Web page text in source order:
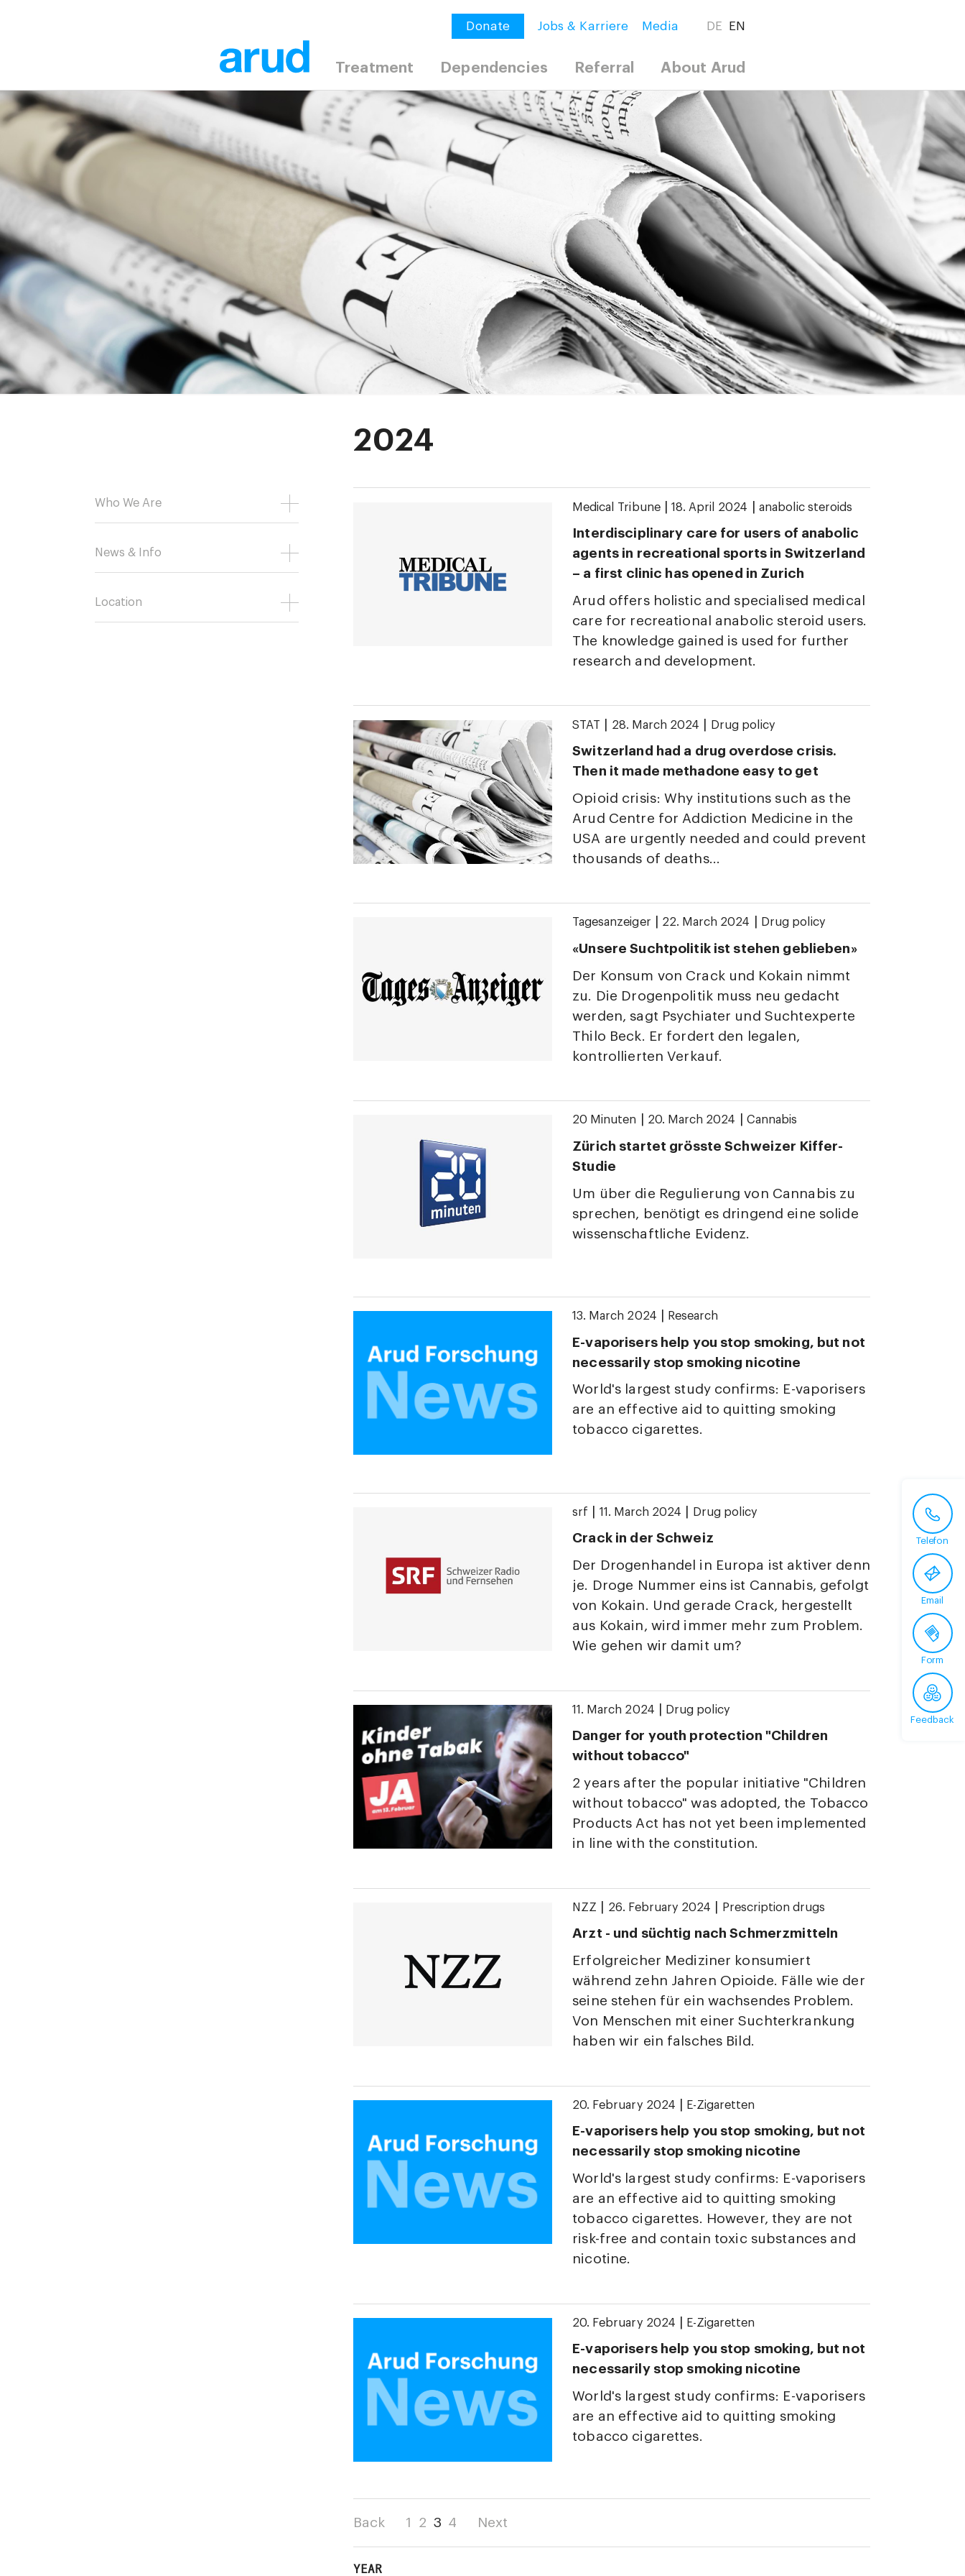
Donate Jobs & Karriere Media DE EN
Treatment Dependencies Referral About Arud
2024
Who We Are
News & Info
Location
Medical Tribune 18. April 2024 anabolic steroids
Interdisciplinary care for users of anabolic
agents in recreational sports in Switzerland
– a first clinic has opened in Zurich
Arud offers holistic and specialised medical
care for recreational anabolic steroid users.
The knowledge gained is used for further
research and development.
STAT 28. March 2024 Drug policy
Switzerland had a drug overdose crisis.
Then it made methadone easy to get
Opioid crisis: Why institutions such as the
Arud Centre for Addiction Medicine in the
USA are urgently needed and could prevent
thousands of deaths...
Tagesanzeiger 22. March 2024 Drug policy
«Unsere Suchtpolitik ist stehen geblieben»
Der Konsum von Crack und Kokain nimmt
zu. Die Drogenpolitik muss neu gedacht
werden, sagt Psychiater und Suchtexperte
Thilo Beck. Er fordert den legalen,
kontrollierten Verkauf.
20 Minuten 20. March 2024 Cannabis
Zürich startet grösste Schweizer Kiffer-
Studie
Um über die Regulierung von Cannabis zu
sprechen, benötigt es dringend eine solide
wissenschaftliche Evidenz.
13. March 2024 Research
E-vaporisers help you stop smoking, but not
necessarily stop smoking nicotine
World's largest study confirms: E-vaporisers
are an effective aid to quitting smoking
tobacco cigarettes.
srf 11. March 2024 Drug policy
Crack in der Schweiz
Der Drogenhandel in Europa ist aktiver denn
je. Droge Nummer eins ist Cannabis, gefolgt
von Kokain. Und gerade Crack, hergestellt
aus Kokain, wird immer mehr zum Problem.
Wie gehen wir damit um?
11. March 2024 Drug policy
Danger for youth protection "Children
without tobacco"
2 years after the popular initiative "Children
without tobacco" was adopted, the Tobacco
Products Act has not yet been implemented
in line with the constitution.
NZZ 26. February 2024 Prescription drugs
Arzt - und süchtig nach Schmerzmitteln
Erfolgreicher Mediziner konsumiert
während zehn Jahren Opioide. Fälle wie der
seine stehen für ein wachsendes Problem.
Von Menschen mit einer Suchterkrankung
haben wir ein falsches Bild.
20. February 2024 E-Zigaretten
E-vaporisers help you stop smoking, but not
necessarily stop smoking nicotine
World's largest study confirms: E-vaporisers
are an effective aid to quitting smoking
tobacco cigarettes. However, they are not
risk-free and contain toxic substances and
nicotine.
20. February 2024 E-Zigaretten
E-vaporisers help you stop smoking, but not
necessarily stop smoking nicotine
World's largest study confirms: E-vaporisers
are an effective aid to quitting smoking
tobacco cigarettes.
Back 1 2 3 4 Next
YEAR
Telefon
Email
Form
Feedback